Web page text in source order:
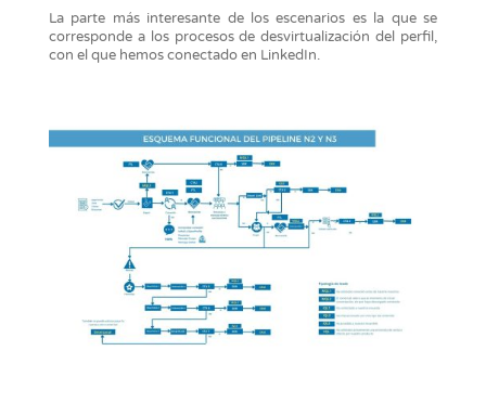
La parte más interesante de los escenarios es la que se
corresponde a los procesos de desvirtualización del perfil,
con el que hemos conectado en LinkedIn.